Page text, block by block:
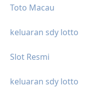
Toto Macau
keluaran sdy lotto
Slot Resmi
keluaran sdy lotto